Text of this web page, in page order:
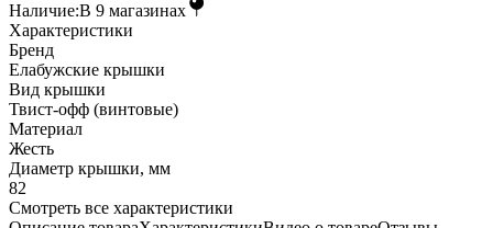
Наличие:В 9 магазинах
Характеристики
Бренд
Елабужские крышки
Вид крышки
Твист-офф (винтовые)
Материал
Жесть
Диаметр крышки, мм
82
Cмотреть все характеристики